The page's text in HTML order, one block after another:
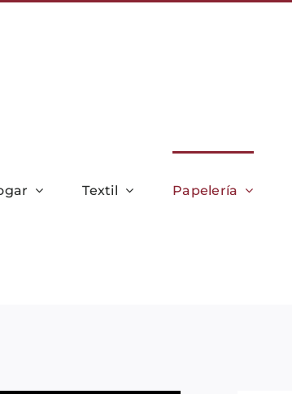
Textil Papelería